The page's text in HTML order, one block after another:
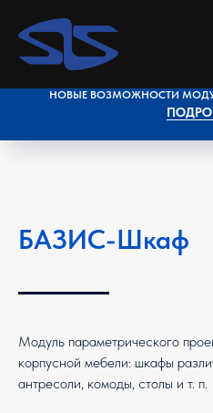
НОВЫЕ ВОЗМОЖНОСТИ
БАЗИС-Шкаф
Модуль параметрического
корпусной мебели: шкафы
антресоли, комоды, столы и т. п.